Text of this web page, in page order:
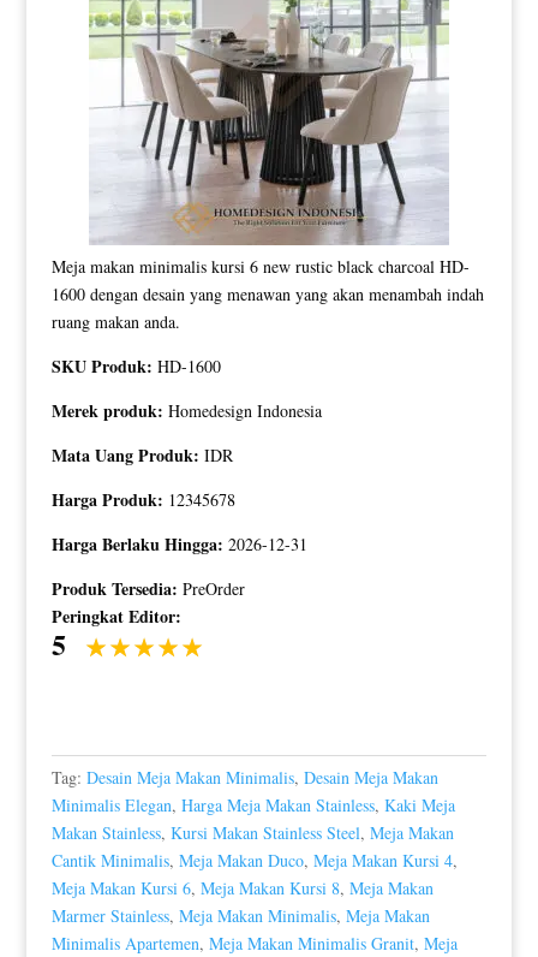
Meja makan minimalis kursi 6 new rustic black charcoal HD-
1600 dengan desain yang menawan yang akan menambah indah
ruang makan anda.
SKU Produk: HD-1600
Merek produk: Homedesign Indonesia
Mata Uang Produk: IDR
Harga Produk: 12345678
Harga Berlaku Hingga: 2026-12-31
Produk Tersedia: PreOrder
Peringkat Editor:
5
Tag: Desain Meja Makan Minimalis, Desain Meja Makan
Minimalis Elegan, Harga Meja Makan Stainless, Kaki Meja
Makan Stainless, Kursi Makan Stainless Steel, Meja Makan
Cantik Minimalis, Meja Makan Duco, Meja Makan Kursi 4,
Meja Makan Kursi 6, Meja Makan Kursi 8, Meja Makan
Marmer Stainless, Meja Makan Minimalis, Meja Makan
Minimalis Apartemen, Meja Makan Minimalis Granit, Meja